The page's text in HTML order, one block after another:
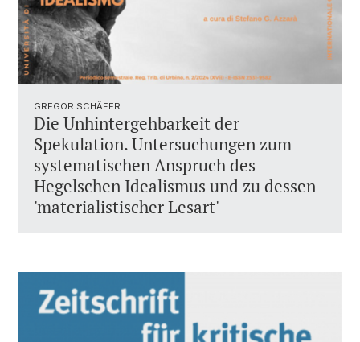
GREGOR SCHÄFER
Die Unhintergehbarkeit der
Spekulation. Untersuchungen zum
systematischen Anspruch des
Hegelschen Idealismus und zu dessen
'materialistischer Lesart'